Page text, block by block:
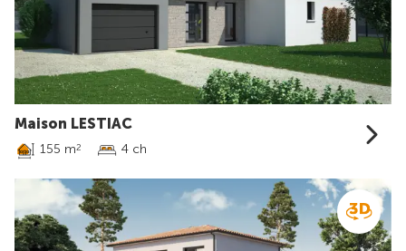
Maison LESTIAC
155 m2 4 ch